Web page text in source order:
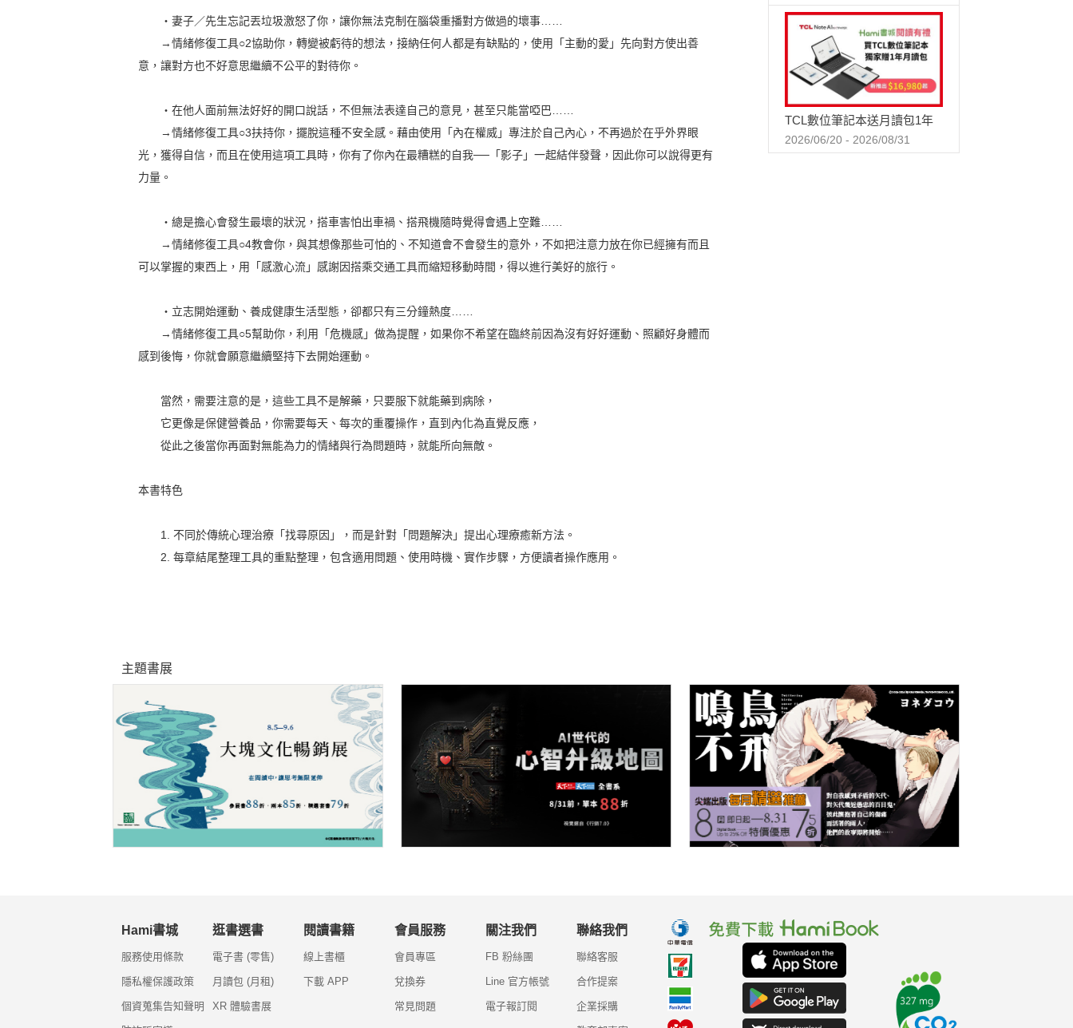
‧妻子／先生忘記丟垃圾激怒了你，讓你無法克制在腦袋重播對方做過的壞事……
→情緒修復工具○2協助你，轉變被虧待的想法，接納任何人都是有缺點的，使用「主動的愛」先向對方使出善
意，讓對方也不好意思繼續不公平的對待你。
‧在他人面前無法好好的開口說話，不但無法表達自己的意見，甚至只能當啞巴……
→情緒修復工具○3扶持你，擺脫這種不安全感。藉由使用「內在權威」專注於自己內心，不再過於在乎外界眼
光，獲得自信，而且在使用這項工具時，你有了你內在最糟糕的自我──「影子」一起結伴發聲，因此你可以說得更有
力量。
‧總是擔心會發生最壞的狀況，搭車害怕出車禍、搭飛機隨時覺得會遇上空難……
→情緒修復工具○4教會你，與其想像那些可怕的、不知道會不會發生的意外，不如把注意力放在你已經擁有而且
可以掌握的東西上，用「感激心流」感謝因搭乘交通工具而縮短移動時間，得以進行美好的旅行。
‧立志開始運動、養成健康生活型態，卻都只有三分鐘熱度……
→情緒修復工具○5幫助你，利用「危機感」做為提醒，如果你不希望在臨終前因為沒有好好運動、照顧好身體而
感到後悔，你就會願意繼續堅持下去開始運動。
當然，需要注意的是，這些工具不是解藥，只要服下就能藥到病除，
它更像是保健營養品，你需要每天、每次的重覆操作，直到內化為直覺反應，
從此之後當你再面對無能為力的情緒與行為問題時，就能所向無敵。
本書特色
1. 不同於傳統心理治療「找尋原因」，而是針對「問題解決」提出心理療癒新方法。
2. 每章結尾整理工具的重點整理，包含適用問題、使用時機、實作步驟，方便讀者操作應用。
TCL數位筆記本送月讀包1年
2026/06/20 - 2026/08/31
主題書展
Hami書城
服務使用條款
隱私權保護政策
個資蒐集告知聲明
逛書選書
電子書 (零售)
月讀包 (月租)
XR 體驗書展
閱讀書籍
線上書櫃
下載 APP
會員服務
會員專區
兌換券
常見問題
關注我們
FB 粉絲團
Line 官方帳號
電子報訂閱
聯絡我們
聯絡客服
合作提案
企業採購